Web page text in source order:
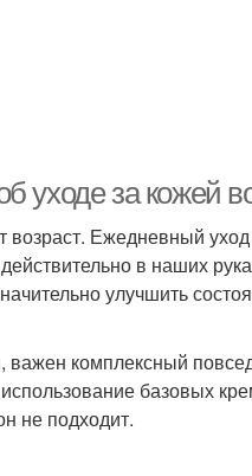
уходе за кожей
Ежедневный
в наших
улучшить
важен комплексный
базовых
не подходит.